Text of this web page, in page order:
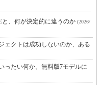
と、何が決定的に違うのか (2026/
ェクトは成功しないのか、ある
ったい何か。無料版7モデルに